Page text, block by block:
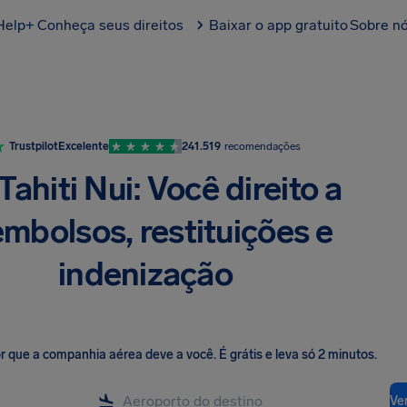
Conheça seus direitos Baixar o app gratuitoSobre
TrustpilotExcelente 241.519 recomendações
Nui: Você direito a
restituições e
indenização
que a companhia aérea deve a você. É grátis e leva só 2 minutos.